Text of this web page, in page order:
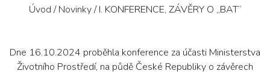
Úvod / Novinky/ I. KONFERENCE, ZÁVĚRY O „BAT“
Dne 16.10.2024 proběhla konference za účasti Ministerstva
Životního Prostředí, na půdě České Republiky o závěrech